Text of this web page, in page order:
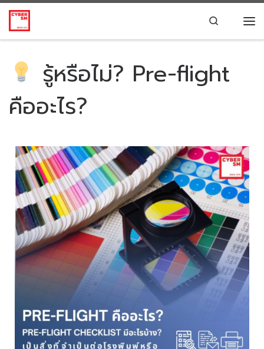
Skip to content Search
รู้หรือไม่? Pre-flight
คืออะไร?